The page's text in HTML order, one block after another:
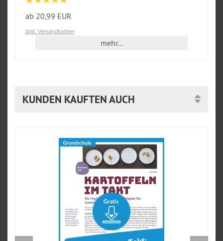
ab 20,99 EUR
zzgl. Versandkosten
mehr...
KUNDEN KAUFTEN AUCH